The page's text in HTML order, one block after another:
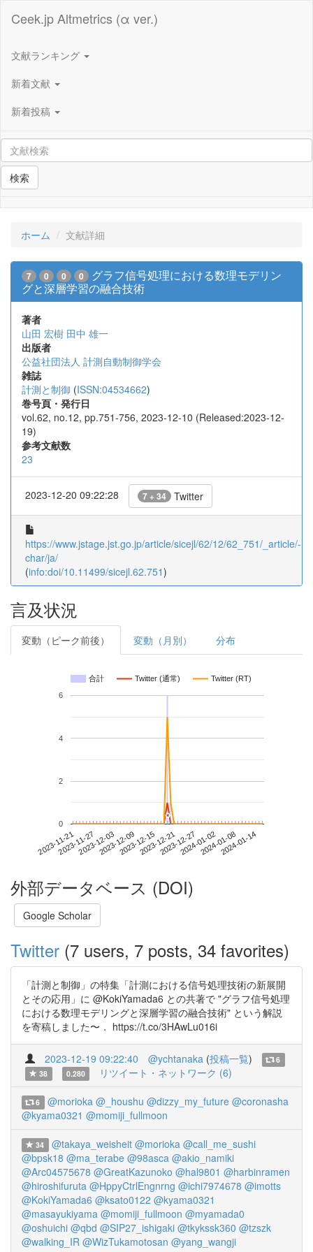
Ceek.jp Altmetrics (α ver.)
文献ランキング
新着文献
新着投稿
検索
ホーム 文献詳細
7 0 0 0
グラフ信号処理における数理モデリン
グと深層学習の融合技術
著者
山田 宏樹 田中 雄一
出版者
公益社団法人 計測自動制御学会
雑誌
計測と制御 (ISSN:04534662)
巻号頁・発行日
vol.62, no.12, pp.751-756, 2023-12-10 (Released:2023-12-
19)
参考文献数
23
2023-12-20 09:22:28 7 + 34 Twitter
https://www.jstage.jst.go.jp/article/sicejl/62/12/62_751/_article/-
char/ja/
(info:doi/10.11499/sicejl.62.751)
言及状況
変動（ピーク前後） 変動（月別） 分布
合計 Twitter (通常) Twitter (RT)
2023-11-212023-11-272023-12-032023-12-092023-12-152023-12-212023-12-272024-01-022024-01-082024-01-14
0
2
4
6
*
*
外部データベース (DOI)
Google Scholar
Twitter (7 users, 7 posts, 34 favorites)
「計測と制御」の特集「計測における信号処理技術の新展開
とその応用」に @KokiYamada6 との共著で "グラフ信号処理
における数理モデリングと深層学習の融合技術" という解説
を寄稿しました〜． https://t.co/3HAwLu016i
2023-12-19 09:22:40 @ychtanaka (投稿一覧)
6
38
0.280 リツイート・ネットワーク (6)
6 @morioka @_houshu @dizzy_my_future @coronasha
@kyama0321 @momiji_fullmoon
34 @takaya_weisheit @morioka @call_me_sushi
@bpsk18 @ma_terabe @98asca @akio_namiki
@Arc04575678 @GreatKazunoko @hal9801 @harbinramen
@hiroshifuruta @HppyCtrlEngnrng @ichi7974678 @imotts
@KokiYamada6 @ksato0122 @kyama0321
@masayukiyama @momiji_fullmoon @myamada0
@oshuichi @qbd @SIP27_ishigaki @tkykssk360 @tzszk
@walking_IR @WizTukamotosan @yang_wangji